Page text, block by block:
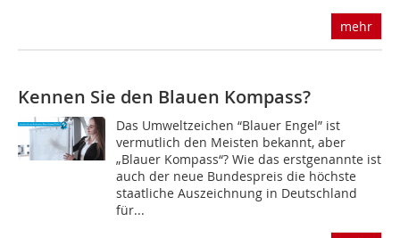
mehr
Kennen Sie den Blauen Kompass?
Das Umweltzeichen “Blauer Engel” ist
vermutlich den Meisten bekannt, aber
„Blauer Kompass“? Wie das erstgenannte ist
auch der neue Bundespreis die höchste
staatliche Auszeichnung in Deutschland
für...